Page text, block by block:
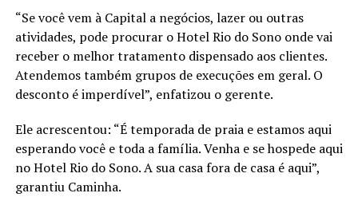
“Se você vem à Capital a negócios, lazer ou outras
atividades, pode procurar o Hotel Rio do Sono onde vai
receber o melhor tratamento dispensado aos clientes.
Atendemos também grupos de execuções em geral. O
desconto é imperdível”, enfatizou o gerente.
Ele acrescentou: “É temporada de praia e estamos aqui
esperando você e toda a família. Venha e se hospede aqui
no Hotel Rio do Sono. A sua casa fora de casa é aqui”,
garantiu Caminha.